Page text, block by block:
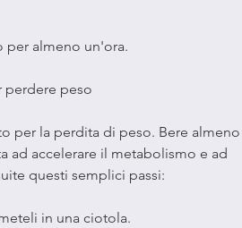
per almeno un'ora.
perdere peso
per la perdita di peso. Bere almeno
ad accelerare il metabolismo e ad
questi semplici passi:
in una ciotola.